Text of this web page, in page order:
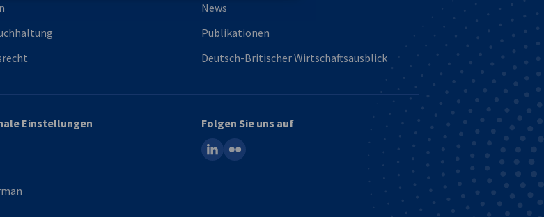
News
Publikationen
Deutsch-Britischer Wirtschaftsausblick
Einstellungen
Folgen Sie uns auf
linkedin
flickr